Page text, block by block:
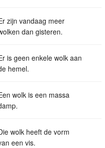
zijn vandaag meer
dan gisteren.
is geen enkele wolk aan
hemel.
wolk is een massa
wolk heeft de vorm
een vis.